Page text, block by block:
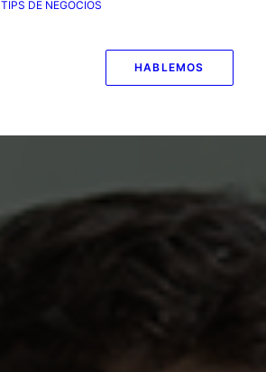
TIPS DE NEGOCIOS
HABLEMOS